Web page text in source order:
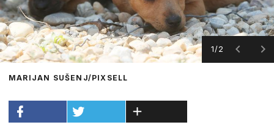
1/2
MARIJAN SUŠENJ/PIXSELL